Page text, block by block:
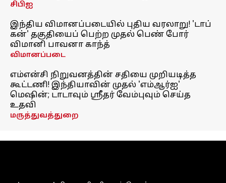
சிபிஐ
இந்திய விமானப்படையில் புதிய வரலாறு! 'டாப்
கன்' தகுதியைப் பெற்ற முதல் பெண் போர்
விமானி பாவனா காந்த்
விமானப்படை
எம்என்சி நிறுவனத்தின் சதியை முறியடித்த
கூட்டணி! இந்தியாவின் முதல் 'எம்ஆர்ஐ'
மெஷின்; டாடாவும் ஸ்ரீதர் வேம்புவும் செய்த
உதவி
மருத்துவத்துறை